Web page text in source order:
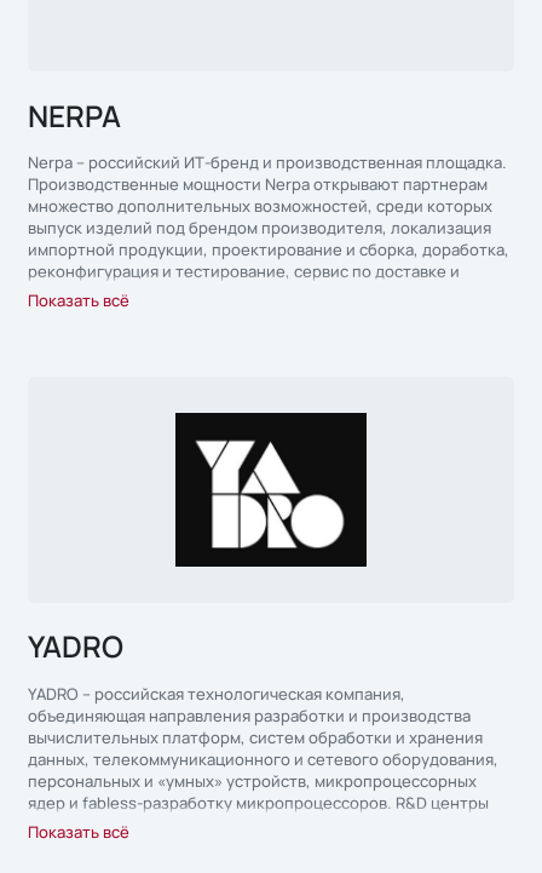
NERPA
Nerpa – российский ИТ-бренд и производственная площадка.
Производственные мощности Nerpa открывают партнерам
множество дополнительных возможностей, среди которых
выпуск изделий под брендом производителя, локализация
импортной продукции, проектирование и сборка, доработка,
реконфигурация и тестирование, сервис по доставке и
хранению, демонстрационное оборудование в рамках
комплексных проектов, пресейл иинжиниринг. Продукция
сетевое оборудование, системы хранения данных и пр. Nerpa
имеет мощное сервисное сопровождение с полной
локализацией по всей территории России в режиме
Показать всё
YADRO
YADRO – российская технологическая компания,
объединяющая направления разработки и производства
вычислительных платформ, систем обработки и хранения
данных, телекоммуникационного и сетевого оборудования,
персональных и «умных» устройств, микропроцессорных
ядер и fabless-разработку микропроцессоров. R&D центры
расположены в Москве, Санкт-Петербурге, Екатеринбурге,
Нижнем Новгороде и Минске.
Показать всё